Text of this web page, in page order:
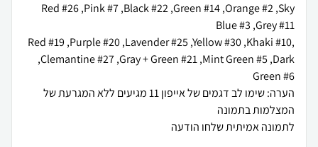
Red #26 ,Pink #7 ,Black #22 ,Green #14 ,Orange #2 ,Sky
,Red #19 ,Purple #20 ,Lavender #25 ,Yellow #30 ,Khaki #10
,Clemantine #27 ,Gray + Green #21 ,Mint Green #5 ,Dark
הערה: שימו לב דגמים של אייפון 11 מגיעים ללא המגרעת של
לתמונה אמיתית שלחו הודעה